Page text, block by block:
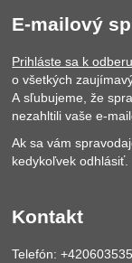
E-mailový
Prihláste sa k
o všetkých
A sľubujeme, že
nezahltili vaše e-
Ak sa vám
kedykoľvek odhlásiť.
Kontakt
Telefón: